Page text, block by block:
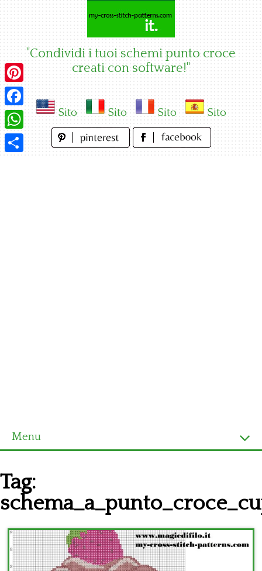
"Condividi i tuoi schemi punto croce
creati con software!"
Sito Sito Sito Sito
Menu
Ultimi schemi
Alfabeto
Bambini
Disney
Tag:
Pinterest
Facebook
WhatsApp